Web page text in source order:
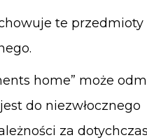
te przedmioty
home” może
do niezwłocznego
za